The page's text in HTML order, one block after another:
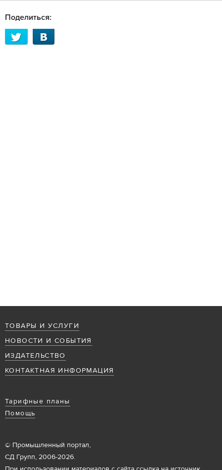
Поделиться:
ТОВАРЫ И УСЛУГИ
НОВОСТИ И СОБЫТИЯ
ИЗДАТЕЛЬСТВО
КОНТАКТНАЯ ИНФОРМАЦИЯ
Тарифные планы
Помощь
© Промышленный портал,
СД Групп, 2006-2026.